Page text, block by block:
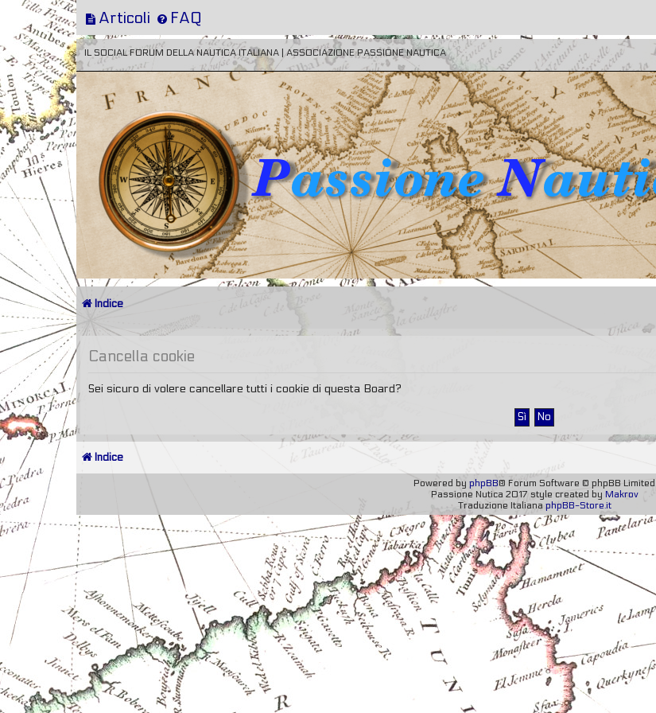
Articoli FAQ
IL SOCIAL FORUM DELLA NAUTICA ITALIANA | ASSOCIAZIONE PASSIONE NAUTICA
Indice
Cancella cookie
Sei sicuro di volere cancellare tutti i cookie di questa Board?
Indice
Powered by phpBB® Forum Software © phpBB Limited
Passione Nutica 2017 style created by Makrov
Traduzione Italiana phpBB-Store.it